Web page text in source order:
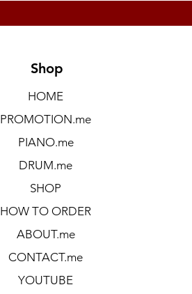
Shop
HOME
PROMOTION.me
PIANO.me
DRUM.me
SHOP
HOW TO ORDER
ABOUT.me
CONTACT.me
YOUTUBE